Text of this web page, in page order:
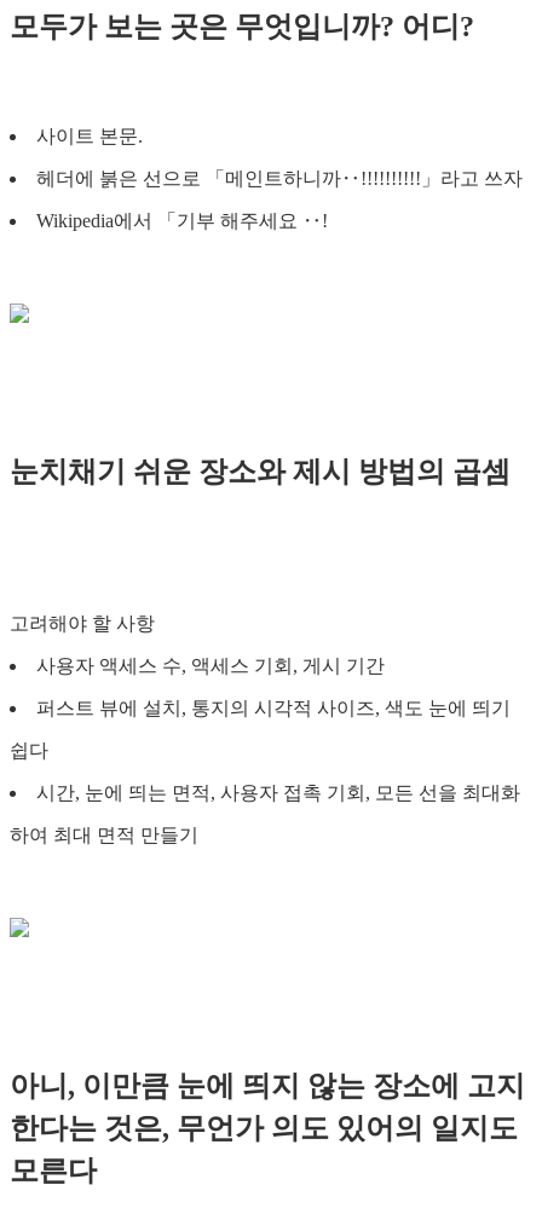
모두가 보는 곳은 무엇입니까? 어디?
사이트 본문.
헤더에 붉은 선으로 「메인트하니까‥!!!!!!!!!!」라고 쓰자
Wikipedia에서 「기부 해주세요 ‥!
눈치채기 쉬운 장소와 제시 방법의 곱셈
고려해야 할 사항
사용자 액세스 수, 액세스 기회, 게시 기간
퍼스트 뷰에 설치, 통지의 시각적 사이즈, 색도 눈에 띄기
쉽다
시간, 눈에 띄는 면적, 사용자 접촉 기회, 모든 선을 최대화
하여 최대 면적 만들기
아니, 이만큼 눈에 띄지 않는 장소에 고지
한다는 것은, 무언가 의도 있어의 일지도
모른다